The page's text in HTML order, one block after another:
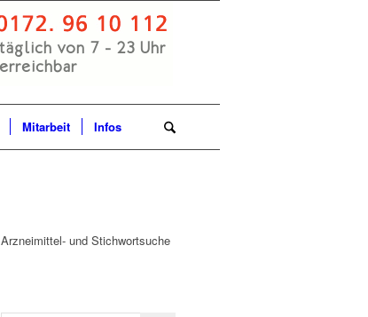
Mitarbeit Infos
Arzneimittel- und Stichwortsuche